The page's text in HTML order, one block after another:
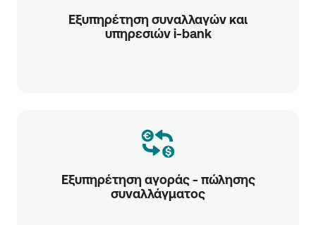
Εξυπηρέτηση συναλλαγών και
υπηρεσιών i-bank
Εξυπηρέτηση αγοράς - πώλησης
συναλλάγματος